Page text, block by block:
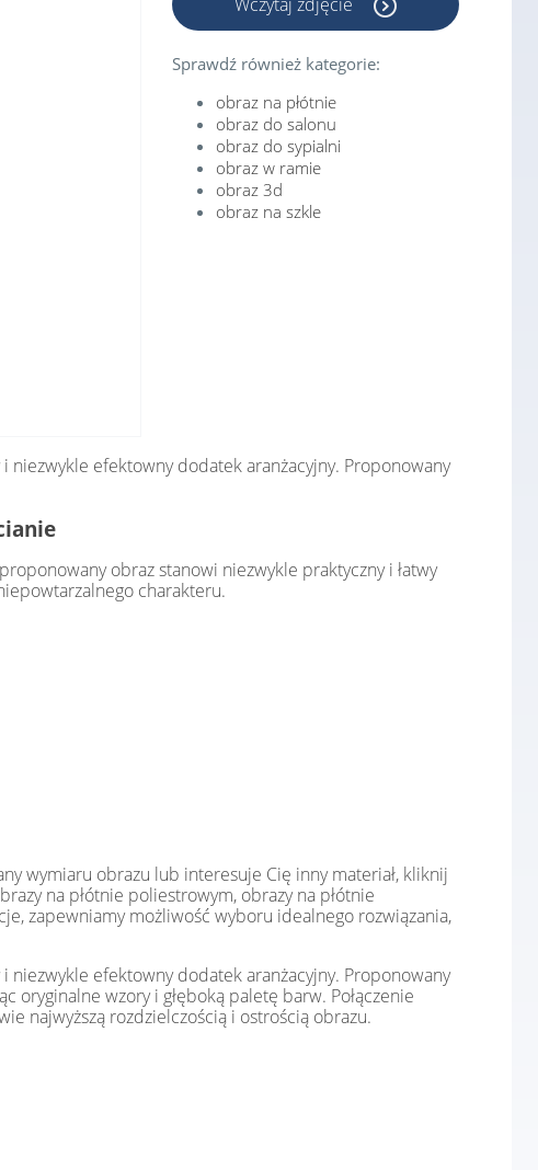
Sprawdź również kategorie:
obraz na płótnie
obraz do salonu
obraz do sypialni
obraz w ramie
obraz 3d
obraz na szkle
niezwykle efektowny dodatek aranżacyjny. Proponowany
obraz stanowi niezwykle praktyczny i łatwy
charakteru.
wymiaru obrazu lub interesuje Cię inny materiał, kliknij
na płótnie poliestrowym, obrazy na płótnie
zapewniamy możliwość wyboru idealnego rozwiązania,
niezwykle efektowny dodatek aranżacyjny. Proponowany
oryginalne wzory i głęboką paletę barw. Połączenie
najwyższą rozdzielczością i ostrością obrazu.